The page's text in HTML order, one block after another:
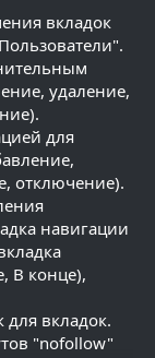
вкладок
удаление,
для
отключение).
навигации
В конце),
вкладок.
"nofollow"